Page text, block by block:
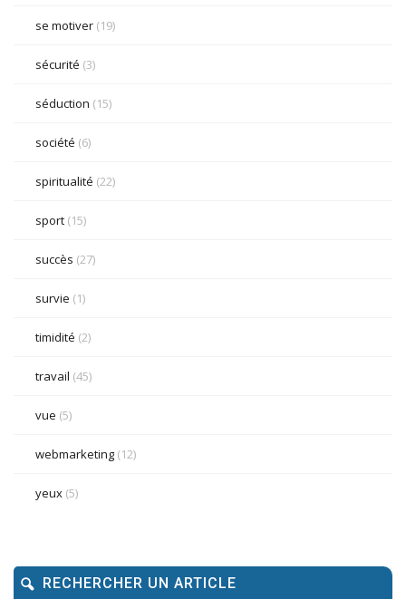
se motiver (19)
sécurité (3)
séduction (15)
société (6)
spiritualité (22)
sport (15)
succès (27)
survie (1)
timidité (2)
travail (45)
vue (5)
webmarketing (12)
yeux (5)
RECHERCHER UN ARTICLE